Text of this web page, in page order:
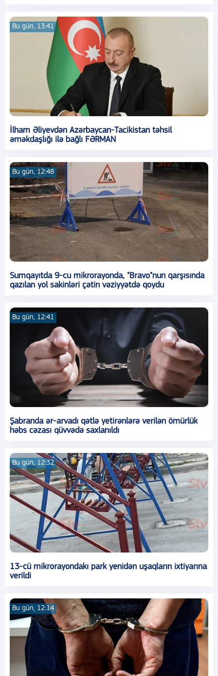
Bu gün, 13:41
İlham Əliyevdən Azərbaycan-Tacikistan təhsil
əməkdaşlığı ilə bağlı FƏRMAN
Bu gün, 12:48
Sumqayıtda 9-cu mikrorayonda, "Bravo"nun qarşısında
qazılan yol sakinləri çətin vəziyyətdə qoydu
Bu gün, 12:41
Şabranda ər-arvadı qətlə yetirənlərə verilən ömürlük
həbs cəzası qüvvədə saxlanıldı
Bu gün, 12:32
13-cü mikrorayondakı park yenidən uşaqların ixtiyarına
verildi
Bu gün, 12:14